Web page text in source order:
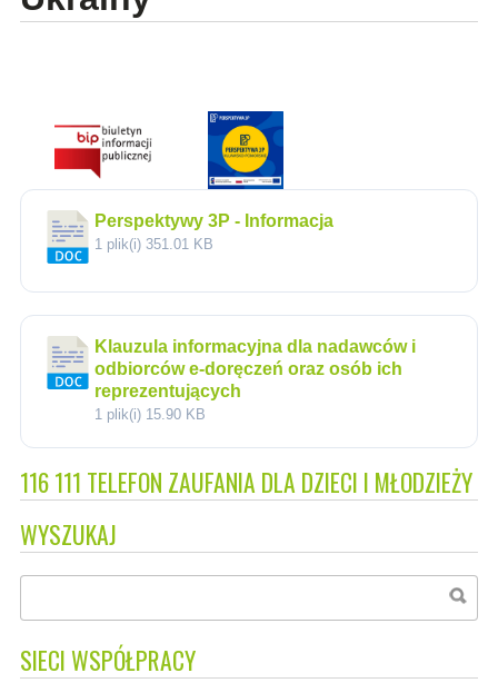
Perspektywy 3P - Informacja
1 plik(i) 351.01 KB
Klauzula informacyjna dla nadawców i
odbiorców e-doręczeń oraz osób ich
reprezentujących
1 plik(i) 15.90 KB
116 111 TELEFON ZAUFANIA DLA DZIECI I MŁODZIEŻY
WYSZUKAJ
SIECI WSPÓŁPRACY